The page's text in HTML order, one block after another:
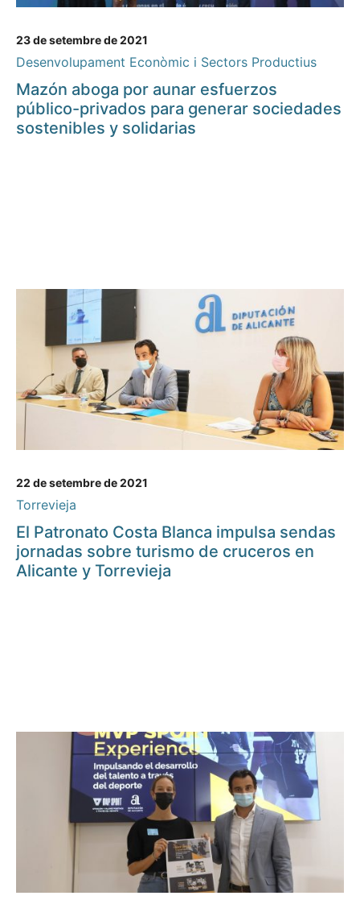
23 de setembre de 2021
Desenvolupament Econòmic i Sectors Productius
Mazón aboga por aunar esfuerzos
público-privados para generar sociedades
sostenibles y solidarias
22 de setembre de 2021
Torrevieja
El Patronato Costa Blanca impulsa sendas
jornadas sobre turismo de cruceros en
Alicante y Torrevieja